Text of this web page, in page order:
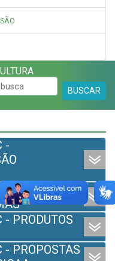
BUSCAR
-
- PROPOSTAS
PRODUTOS
PROPOSTAS